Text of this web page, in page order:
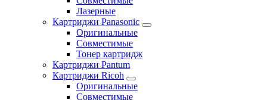
Лазерные
Картриджи Panasonic
Оригинальные
Совместимые
Тонер картридж
Картриджи Pantum
Картриджи Ricoh
Оригинальные
Совместимые